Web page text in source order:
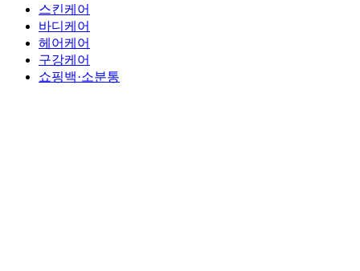
스킨케어
바디케어
헤어케어
구강케어
쇼핑백·소분통